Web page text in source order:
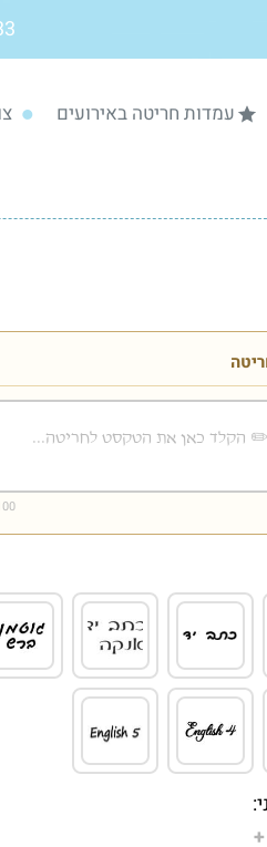
עמדות חריטה באירועים
/100 תווים